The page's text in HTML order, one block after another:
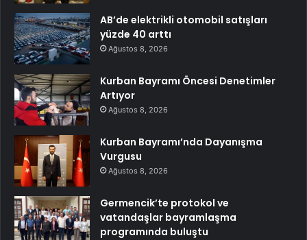
AB’de elektrikli otomobil satışları
yüzde 40 arttı
Ağustos 8, 2026
Kurban Bayramı Öncesi Denetimler
Artıyor
Ağustos 8, 2026
Kurban Bayramı’nda Dayanışma
Vurgusu
Ağustos 8, 2026
Germencik’te protokol ve
vatandaşlar bayramlaşma
programında buluştu